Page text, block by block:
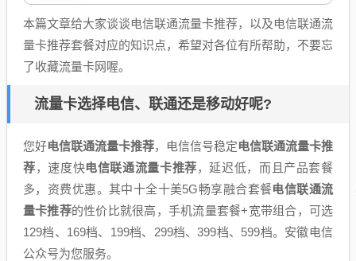
本篇文章给大家谈谈电信联通流量卡推荐，以及电信联通流
量卡推荐套餐对应的知识点，希望对各位有所帮助，不要忘
了收藏流量卡网喔。
流量卡选择电信、联通还是移动好呢?
您好电信联通流量卡推荐，电信信号稳定电信联通流量卡推
荐，速度快电信联通流量卡推荐，延迟低，而且产品套餐
多，资费优惠。其中十全十美5G畅享融合套餐电信联通流
量卡推荐的性价比就很高，手机流量套餐+宽带组合，可选
129档、169档、199档、299档、399档、599档。安徽电信
公众号为您服务。